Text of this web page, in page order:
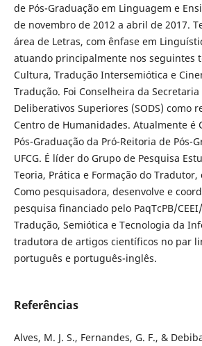
de Pós-Graduação em Linguagem e
de novembro de 2012 a abril de 2017.
área de Letras, com ênfase em
atuando principalmente nos seguintes
Cultura, Tradução Intersemiótica e
Tradução. Foi Conselheira da
Deliberativos Superiores (SODS) como
Centro de Humanidades. Atualmente é
Pós-Graduação da Pró-Reitoria de Pós-
UFCG. É líder do Grupo de Pesquisa
Teoria, Prática e Formação do Tradutor,
Como pesquisadora, desenvolve e
pesquisa financiado pelo PaqTcPB/
Tradução, Semiótica e Tecnologia da
tradutora de artigos científicos no par
português e português-inglês.
Referências
Alves, M. J. S., Fernandes, G. F., &